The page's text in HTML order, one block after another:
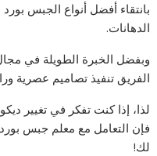
بانتقاء أفضل أنواع الجبس
الدهانات.
وبفضل الخبرة الطويلة في
الفريق تنفيذ تصاميم عصرية
لذا، إذا كنت تفكر في تغيير
فإن التعامل مع معلم جبس بورد
لك!